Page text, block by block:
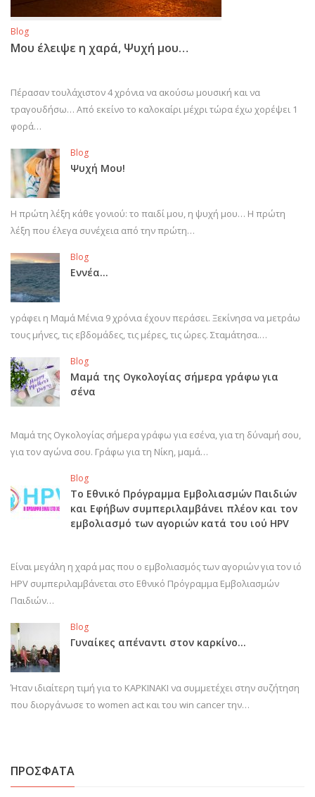
Blog
Μου έλειψε η χαρά, Ψυχή μου…
Πέρασαν τουλάχιστον 4 χρόνια να ακούσω μουσική και να
τραγουδήσω… Από εκείνο το καλοκαίρι μέχρι τώρα έχω χορέψει 1
φορά…
Blog
Ψυχή Μου!
Η πρώτη λέξη κάθε γονιού: το παιδί μου, η ψυχή μου… Η πρώτη
λέξη που έλεγα συνέχεια από την πρώτη…
Blog
Εννέα…
γράφει η Μαμά Μένια 9 χρόνια έχουν περάσει. Ξεκίνησα να μετράω
τους μήνες, τις εβδομάδες, τις μέρες, τις ώρες. Σταμάτησα.…
Blog
Μαμά της Ογκολογίας σήμερα γράφω για
σένα
Μαμά της Ογκολογίας σήμερα γράφω για εσένα, για τη δύναμή σου,
για τον αγώνα σου. Γράφω για τη Νίκη, μαμά…
Blog
Το Εθνικό Πρόγραμμα Εμβολιασμών Παιδιών
και Εφήβων συμπεριλαμβάνει πλέον και τον
εμβολιασμό των αγοριών κατά του ιού HPV
Είναι μεγάλη η χαρά μας που ο εμβολιασμός των αγοριών για τον ιό
HPV συμπεριλαμβάνεται στο Εθνικό Πρόγραμμα Εμβολιασμών
Παιδιών…
Blog
Γυναίκες απέναντι στον καρκίνο…
Ήταν ιδιαίτερη τιμή για το ΚΑΡΚΙΝΑΚΙ να συμμετέχει στην συζήτηση
που διοργάνωσε το women act και του win cancer την…
ΠΡΟΣΦΑΤΑ